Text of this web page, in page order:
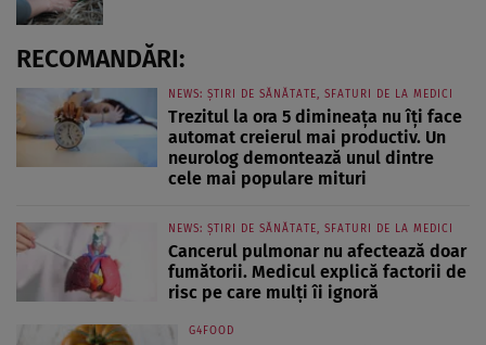
RECOMANDĂRI:
NEWS: ȘTIRI DE SĂNĂTATE, SFATURI DE LA MEDICI
Trezitul la ora 5 dimineața nu îți face
automat creierul mai productiv. Un
neurolog demontează unul dintre
cele mai populare mituri
NEWS: ȘTIRI DE SĂNĂTATE, SFATURI DE LA MEDICI
Cancerul pulmonar nu afectează doar
fumătorii. Medicul explică factorii de
risc pe care mulți îi ignoră
G4FOOD